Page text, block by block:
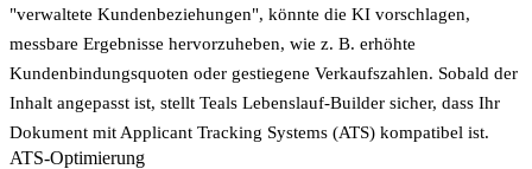
"verwaltete Kundenbeziehungen", könnte die KI vorschlagen,
messbare Ergebnisse hervorzuheben, wie z. B. erhöhte
Kundenbindungsquoten oder gestiegene Verkaufszahlen. Sobald der
Inhalt angepasst ist, stellt Teals Lebenslauf-Builder sicher, dass Ihr
Dokument mit Applicant Tracking Systems (ATS) kompatibel ist.
ATS-Optimierung